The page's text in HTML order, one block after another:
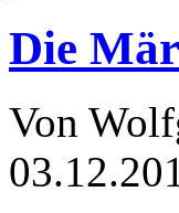
Die
Von